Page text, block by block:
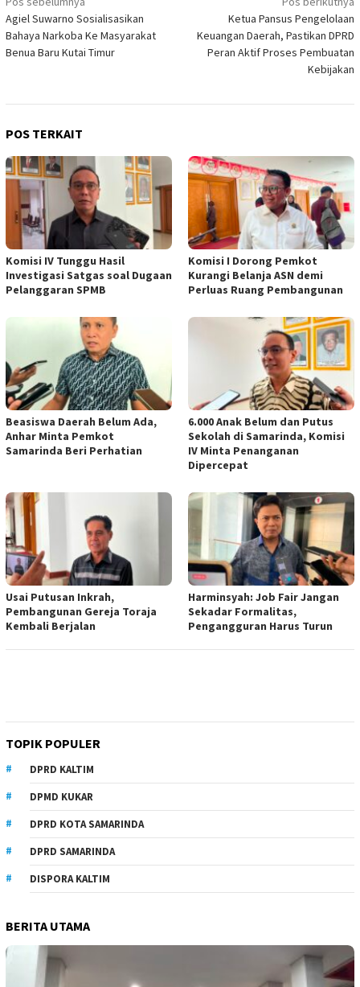
pos
Agiel Suwarno Sosialisasikan
Bahaya Narkoba Ke Masyarakat
Benua Baru Kutai Timur
Ketua Pansus Pengelolaan
Keuangan Daerah, Pastikan DPRD
Peran Aktif Proses Pembuatan
Kebijakan
POS TERKAIT
Komisi IV Tunggu Hasil
Investigasi Satgas soal Dugaan
Pelanggaran SPMB
Komisi I Dorong Pemkot
Kurangi Belanja ASN demi
Perluas Ruang Pembangunan
Beasiswa Daerah Belum Ada,
Anhar Minta Pemkot
Samarinda Beri Perhatian
6.000 Anak Belum dan Putus
Sekolah di Samarinda, Komisi
IV Minta Penanganan
Dipercepat
Usai Putusan Inkrah,
Pembangunan Gereja Toraja
Kembali Berjalan
Harminsyah: Job Fair Jangan
Sekadar Formalitas,
Pengangguran Harus Turun
TOPIK POPULER
DPRD KALTIM
DPMD KUKAR
DPRD KOTA SAMARINDA
DPRD SAMARINDA
DISPORA KALTIM
BERITA UTAMA